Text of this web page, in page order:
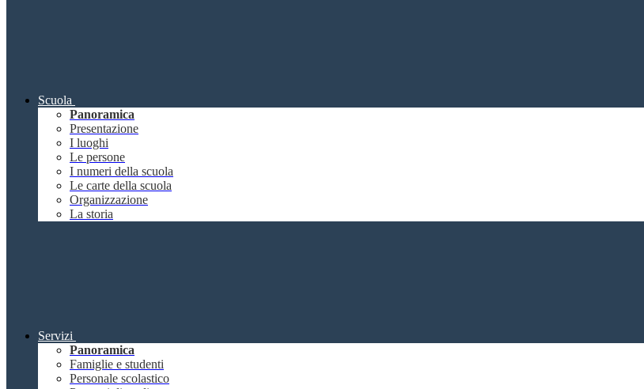
Scuola
Panoramica
Presentazione
I luoghi
Le persone
I numeri della scuola
Le carte della scuola
Organizzazione
La storia
Servizi
Panoramica
Famiglie e studenti
Personale scolastico